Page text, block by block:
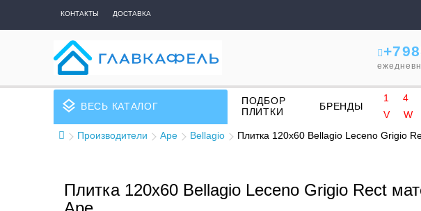
КОНТАКТЫ ДОСТАВКА
layers ВЕСЬ КАТАЛОГ
ПОДБОР
ПЛИТКИ
БРЕНДЫ
1 4
V
W
Производители
Ape Bellagio Плитка 120x60 Bellagio Leceno Grigio
Плитка 120x60 Bellagio Leceno Grigio Rect